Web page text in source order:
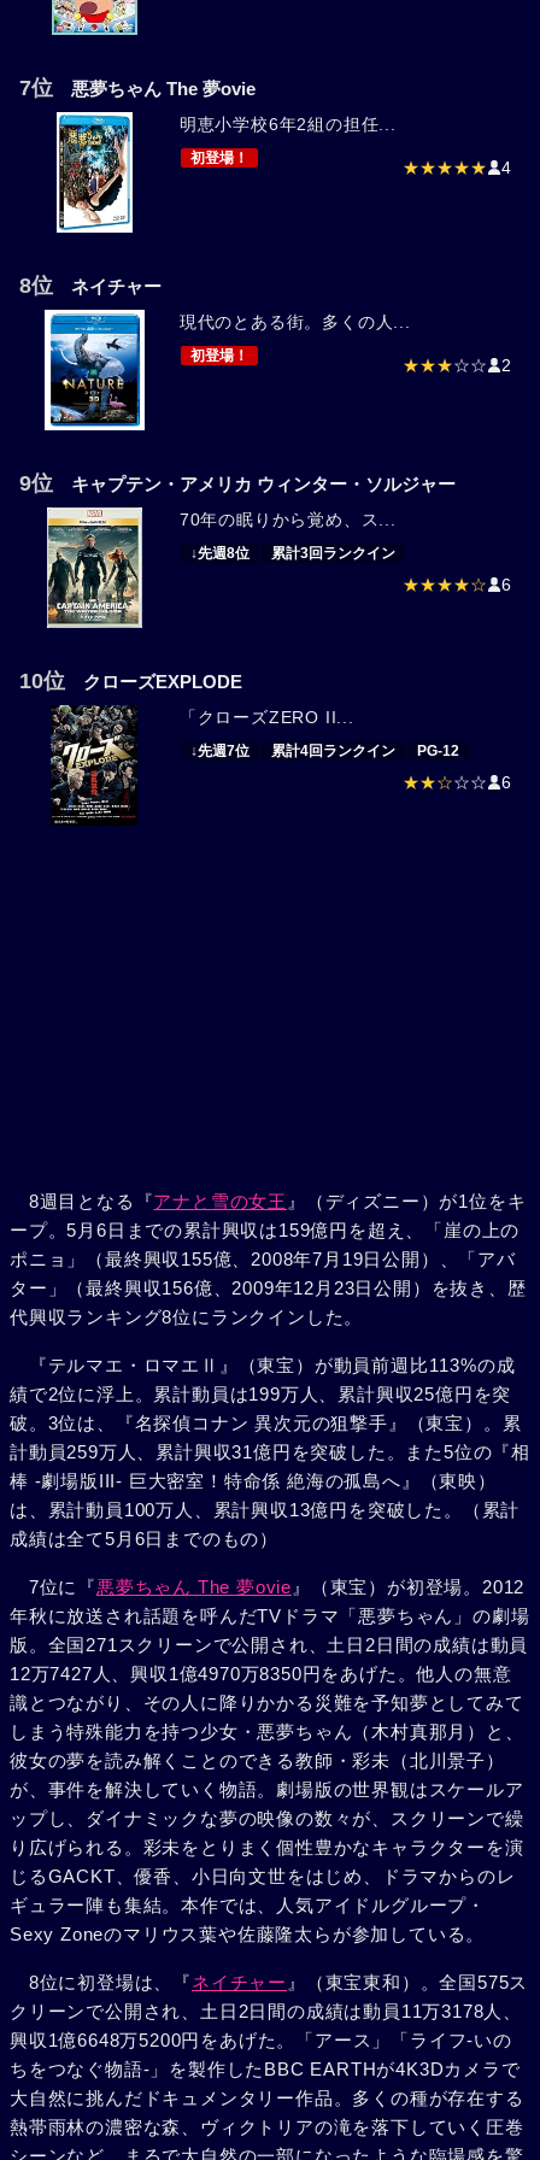
7位 悪夢ちゃん The 夢ovie
明恵小学校6年2組の担任...
初登場！ ★★★★★ 4
8位 ネイチャー
現代のとある街。多くの人...
初登場！ ★★★☆☆ 2
9位 キャプテン・アメリカ ウィンター・ソルジャー
70年の眠りから覚め、ス...
↓先週8位 累計3回ランクイン
★★★★☆ 6
10位 クローズEXPLODE
「クローズZERO II...
↓先週7位 累計4回ランクイン PG-12
★★☆☆☆ 6
8週目となる『アナと雪の女王 』（ディズニー）が1位をキ
ープ。5月6日までの累計興収は159億円を超え、「崖の上の
ポニョ」（最終興収155億、2008年7月19日公開）、「アバ
ター」（最終興収156億、2009年12月23日公開）を抜き、歴
代興収ランキング8位にランクインした。
『テルマエ・ロマエⅡ』（東宝）が動員前週比113%の成
績で2位に浮上。累計動員は199万人、累計興収25億円を突
破。3位は、『名探偵コナン 異次元の狙撃手』（東宝）。累
計動員259万人、累計興収31億円を突破した。また5位の『相
棒 -劇場版III- 巨大密室！特命係 絶海の孤島へ』（東映）
は、累計動員100万人、累計興収13億円を突破した。（累計
成績は全て5月6日までのもの）
7位に『悪夢ちゃん The 夢ovie 』（東宝）が初登場。2012
年秋に放送され話題を呼んだTVドラマ「悪夢ちゃん」の劇場
版。全国271スクリーンで公開され、土日2日間の成績は動員
12万7427人、興収1億4970万8350円をあげた。他人の無意
識とつながり、その人に降りかかる災難を予知夢としてみて
しまう特殊能力を持つ少女・悪夢ちゃん（木村真那月）と、
彼女の夢を読み解くことのできる教師・彩未（北川景子）
が、事件を解決していく物語。劇場版の世界観はスケールア
ップし、ダイナミックな夢の映像の数々が、スクリーンで繰
り広げられる。彩未をとりまく個性豊かなキャラクターを演
じるGACKT、優香、小日向文世をはじめ、ドラマからのレ
ギュラー陣も集結。本作では、人気アイドルグループ・
Sexy Zoneのマリウス葉や佐藤隆太らが参加している。
8位に初登場は、『ネイチャー 』（東宝東和）。全国575ス
クリーンで公開され、土日2日間の成績は動員11万3178人、
興収1億6648万5200円をあげた。「アース」「ライフ-いの
ちをつなぐ物語-」を製作したBBC EARTHが4K3Dカメラで
大自然に挑んだドキュメンタリー作品。多くの種が存在する
熱帯雨林の濃密な森、ヴィクトリアの滝を落下していく圧巻
シーンなど、まるで大自然の一部になったような臨場感を驚